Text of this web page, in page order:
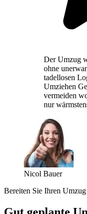
Der Umzug
ohne
tadellosen
Umziehen
vermeiden
nur
Nicol Bauer
Bereiten Sie Ihren